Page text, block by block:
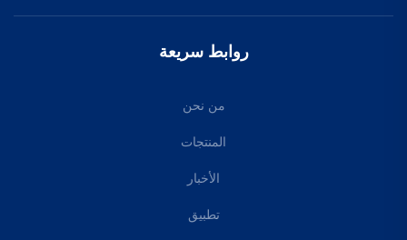
روابط سريعة
من نحن
المنتجات
الأخبار
تطبيق